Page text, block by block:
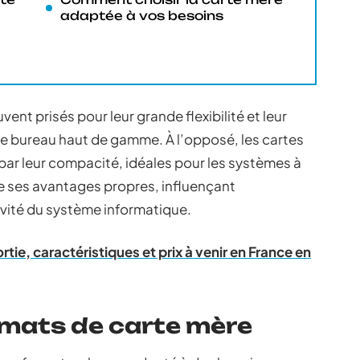
adaptée à vos besoins
prisés pour leur grande flexibilité et leur
haut de gamme. À l’opposé, les cartes
leur compacité, idéales pour les systèmes à
avantages propres, influençant
du système informatique.
caractéristiques et prix à venir en France en
de carte mère